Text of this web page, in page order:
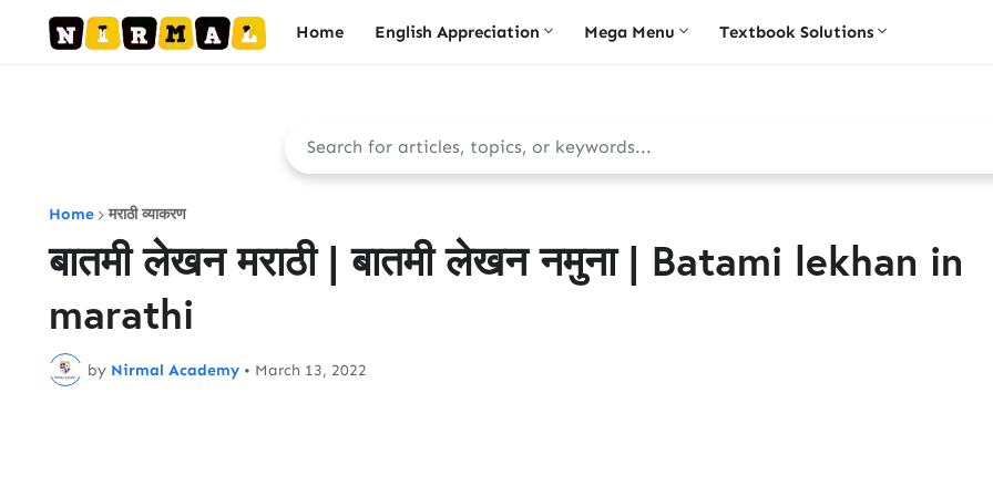
Home English Appreciation Mega Menu Textbook Solutions
Home मराठी व्याकरण
बातमी लेखन मराठी | बातमी लेखन नमुना | Batami lekhan in
marathi
by Nirmal Academy • March 13, 2022